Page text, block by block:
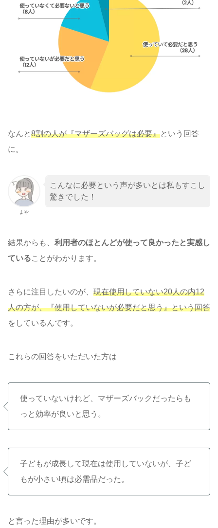
なんと8割の人が『マザーズバッグは必要』という回答
に。
まや
こんなに必要という声が多いとは私もすこし
驚きでした！
結果からも、 利用者のほとんどが使って良かったと実感し
ていることがわかります。
さらに注目したいのが、 現在使用していない20人の内12
人の方が、『使用していないが必要だと思う』という回答
をしているんです。
これらの回答をいただいた方は
使っていないけれど、マザーズバックだったらも
っと効率が良いと思う。
子どもが成長して現在は使用していないが、子ど
もが小さい頃は必需品だった。
と言った理由が多いです。